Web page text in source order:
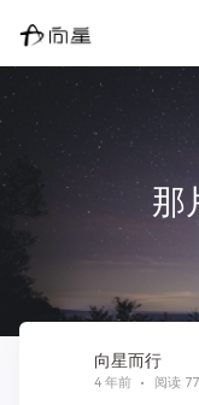
那
向星而行
4 年前 阅读